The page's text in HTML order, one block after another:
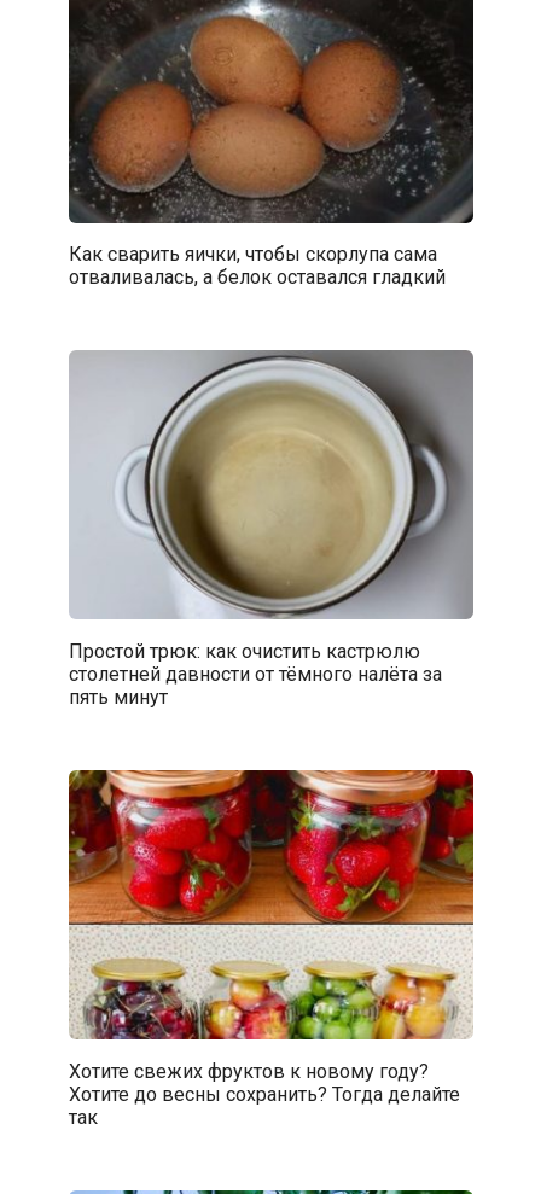
Как сварить яички, чтобы скорлупа сама
отваливалась, а белок оставался гладкий
Простой трюк: как очистить кастрюлю
столетней давности от тёмного налёта за
пять минут
Хотите свежих фруктов к новому году?
Хотите до весны сохранить? Тогда делайте
так